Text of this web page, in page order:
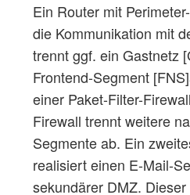
Ein Router mit
die Kommunikation mit
trennt ggf. ein Gastnetz
Frontend-Segment
einer Paket-Filter-
Firewall trennt weitere
Segmente ab. Ein
realisiert einen E-Mail-
sekundärer DMZ.